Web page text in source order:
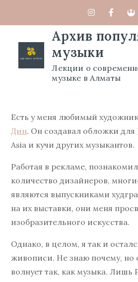
содержимомуАрхив
музыки
Лекции о
музыке в Алматы
Есть у меня любимый
Дин. Он создавал обложки для
Asia и кучи других музыкантов.
Работая в рекламе,
количество дизайнеров,
являются выпускниками
на их выставки, они меня
изобразительного искусства.
Однако, в целом, я так и
живописи. Не знаю почему, но
волнует так, как музыка. Лишь